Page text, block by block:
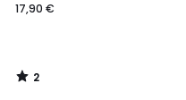
17,90 €
2
/